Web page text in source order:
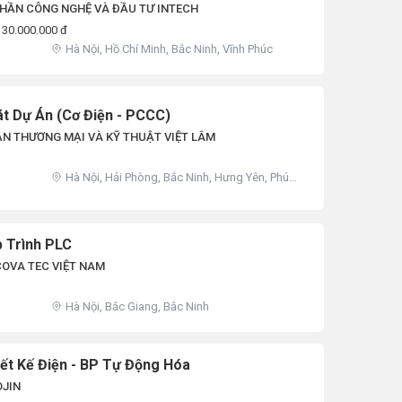
CÔNG NGHỆ VÀ ĐẦU TƯ INTECH
đ
Hà Nội, Hồ Chí Minh, Bắc Ninh, Vĩnh Phúc
Dự Án (Cơ Điện - PCCC)
THƯƠNG MẠI VÀ KỸ THUẬT VIỆT LÂM
Hà Nội, Hải Phòng, Bắc Ninh, Hưng Yên, Phú
Trình PLC
TEC VIỆT NAM
Hà Nội, Bắc Giang, Bắc Ninh
Kế Điện - BP Tự Động Hóa